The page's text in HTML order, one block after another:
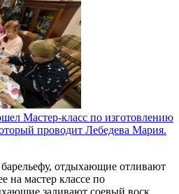
Мастер-класс по изготовлению
проводит Лебедева Мария.
отдыхающие отливают
на мастер классе по